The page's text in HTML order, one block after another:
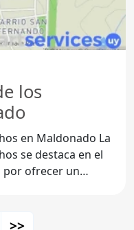
los
en Maldonado La
se destaca en el
por ofrecer un
>>